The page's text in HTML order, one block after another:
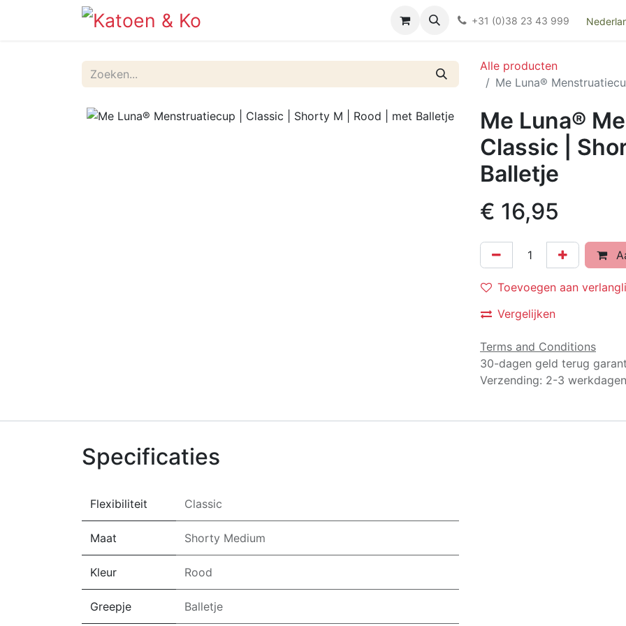
Kieswijzer nacht- en kraamverband
+31 (0)38 23 43 999
Alle producten
Me Luna®
Me Luna®
Classic |
Balletje
€ 16,95
Toevoegen aan
Vergelijken
Terms and Conditions
30-dagen geld terug
Verzending: 2-3 werkdagen
Specificaties
Flexibiliteit Classic
Maat Shorty Medium
Kleur Rood
Greepje Balletje